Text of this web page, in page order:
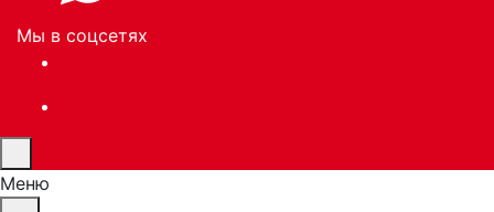
Мы в соцсетях
Меню